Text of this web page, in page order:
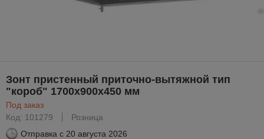
Зонт пристенный приточно-вытяжной тип
"короб" 1700х900х450 мм
Под заказ
Код: 101279
Розница
Отправка с 20 августа 2026